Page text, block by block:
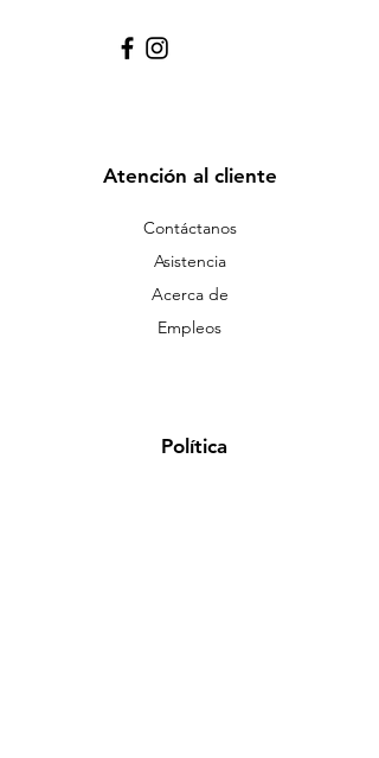
Atención al cliente
Contáctanos
Asistencia
Acerca de
Empleos
Política